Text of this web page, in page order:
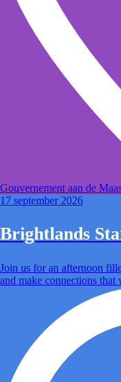
Gouvernement aan de
17 september 2026
Brightlands
Join us for an afternoon
and make connections